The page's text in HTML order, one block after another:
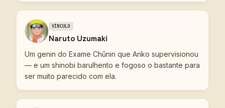
VÍNCULO
Naruto Uzumaki
Um genin do Exame Chūnin que Anko supervisionou
— e um shinobi barulhento e fogoso o bastante para
ser muito parecido com ela.